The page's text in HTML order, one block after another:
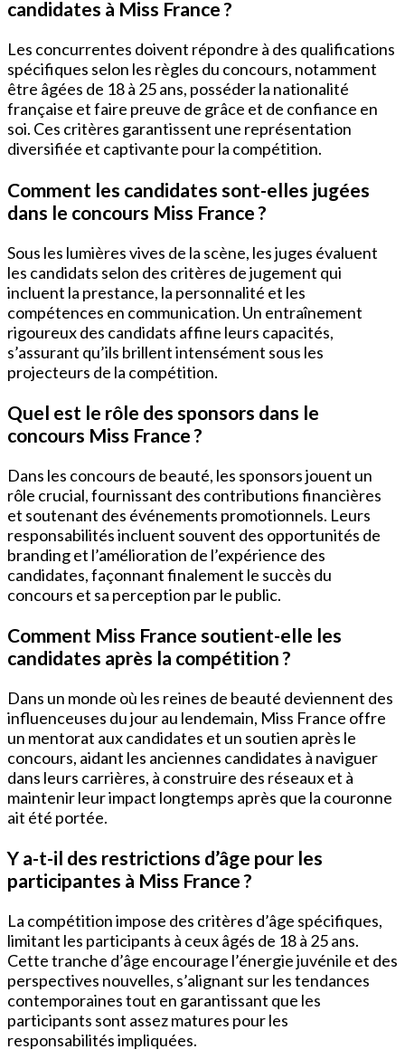
candidates à Miss France ?
Les concurrentes doivent répondre à des qualifications
spécifiques selon les règles du concours, notamment
être âgées de 18 à 25 ans, posséder la nationalité
française et faire preuve de grâce et de confiance en
soi. Ces critères garantissent une représentation
diversifiée et captivante pour la compétition.
Comment les candidates sont-elles jugées
dans le concours Miss France ?
Sous les lumières vives de la scène, les juges évaluent
les candidats selon des critères de jugement qui
incluent la prestance, la personnalité et les
compétences en communication. Un entraînement
rigoureux des candidats affine leurs capacités,
s’assurant qu’ils brillent intensément sous les
projecteurs de la compétition.
Quel est le rôle des sponsors dans le
concours Miss France ?
Dans les concours de beauté, les sponsors jouent un
rôle crucial, fournissant des contributions financières
et soutenant des événements promotionnels. Leurs
responsabilités incluent souvent des opportunités de
branding et l’amélioration de l’expérience des
candidates, façonnant finalement le succès du
concours et sa perception par le public.
Comment Miss France soutient-elle les
candidates après la compétition ?
Dans un monde où les reines de beauté deviennent des
influenceuses du jour au lendemain, Miss France offre
un mentorat aux candidates et un soutien après le
concours, aidant les anciennes candidates à naviguer
dans leurs carrières, à construire des réseaux et à
maintenir leur impact longtemps après que la couronne
ait été portée.
Y a-t-il des restrictions d’âge pour les
participantes à Miss France ?
La compétition impose des critères d’âge spécifiques,
limitant les participants à ceux âgés de 18 à 25 ans.
Cette tranche d’âge encourage l’énergie juvénile et des
perspectives nouvelles, s’alignant sur les tendances
contemporaines tout en garantissant que les
participants sont assez matures pour les
responsabilités impliquées.